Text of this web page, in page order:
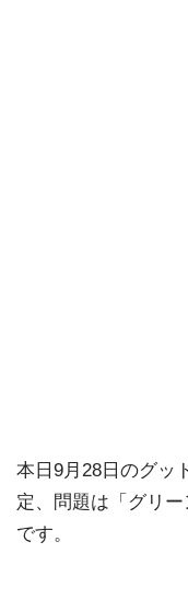
本日9月28日のグッ
定、問題は「グリー
です。